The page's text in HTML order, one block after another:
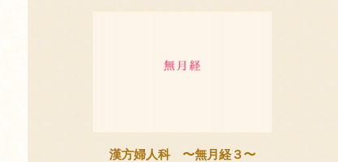
漢方婦人科 〜無月経３〜